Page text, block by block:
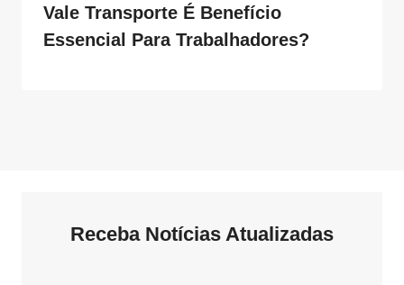
Vale Transporte É Benefício
Essencial Para Trabalhadores?
Receba Notícias Atualizadas